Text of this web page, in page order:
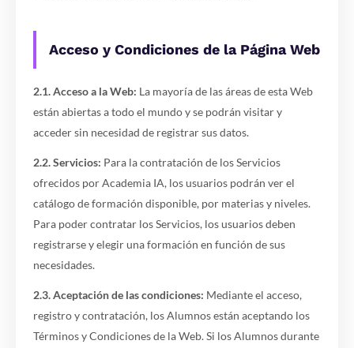
Acceso y Condiciones de la Página Web
2.1. Acceso a la Web: La mayoría de las áreas de esta Web
están abiertas a todo el mundo y se podrán visitar y
acceder sin necesidad de registrar sus datos.
2.2. Servicios: Para la contratación de los Servicios
ofrecidos por Academia IA, los usuarios podrán ver el
catálogo de formación disponible, por materias y niveles.
Para poder contratar los Servicios, los usuarios deben
registrarse y elegir una formación en función de sus
necesidades.
2.3. Aceptación de las condiciones: Mediante el acceso,
registro y contratación, los Alumnos están aceptando los
Términos y Condiciones de la Web. Si los Alumnos durante